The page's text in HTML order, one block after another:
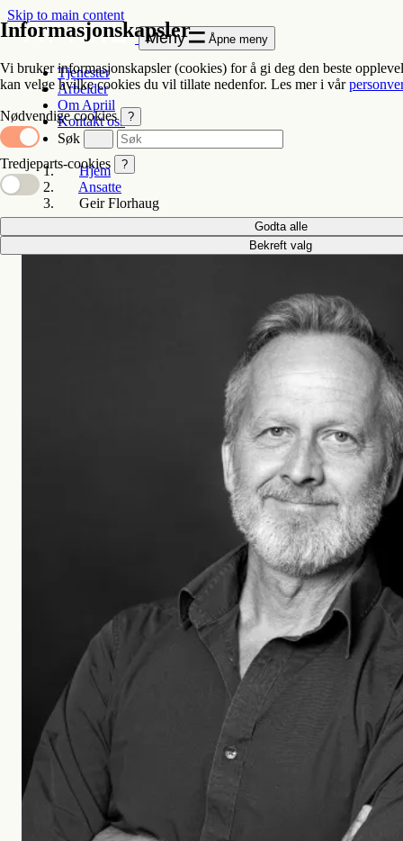
Skip to main content
Meny Åpne meny
Tjenester
Arbeider
Om Apriil
Kontakt oss
Søk
Hjem
Ansatte
Geir Florhaug
Informasjonskapsler
Vi bruker informasjonskapsler (cookies) for å gi deg den beste
kan velge hvilke cookies du vil tillate nedenfor. Les mer i vår
Nødvendige cookies ?
Tredjeparts-cookies ?
Godta alle
Bekreft valg